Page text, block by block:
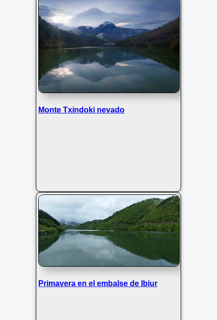
Txindoki nevado
Monte Txindoki nevado
Primavera en el embalse de Ibiur